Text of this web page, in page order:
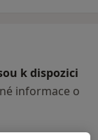
k dispozici
informace o